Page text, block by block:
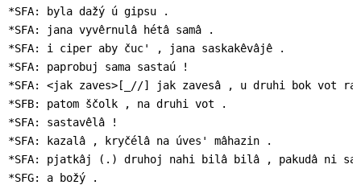
*SFA: byla dažý ú gipsu .
*SFA: jana vyvêrnulâ hétâ samâ .
*SFA: i ciper aby čuc' , jana saskakêvâjê .
*SFA: paprobuj sama sastaú !
*SFA: <jak zaves>[_//] jak zavesâ , u druhi bok vot
*SFB: patom ščolk , na druhi vot .
*SFA: sastavêlâ !
*SFA: kazalâ , kryčélâ na úves' mâhazin .
*SFA: pjatkâj (.) druhoj nahi bilâ bilâ , pakudâ ni
*SFG: a božý .